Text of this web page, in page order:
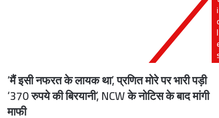
i
l
‘मैं इसी नफरत के लायक था’, प्रणित मोरे पर भारी पड़ी
‘370 रुपये की बिरयानी’, NCW के नोटिस के बाद मांगी
माफी